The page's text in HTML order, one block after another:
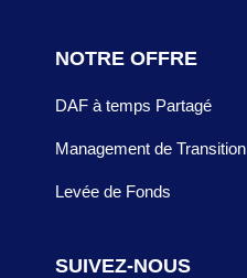
NOTRE OFFRE
DAF à temps Partagé
Management de Transition
Levée de Fonds
SUIVEZ-NOUS